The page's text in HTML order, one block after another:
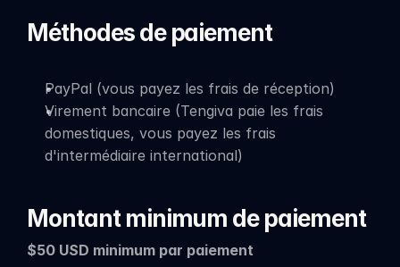
Méthodes de paiement
PayPal (vous payez les frais de réception)
Virement bancaire (Tengiva paie les frais
domestiques, vous payez les frais
d'intermédiaire international)
Montant minimum de paiement
$50 USD minimum par paiement